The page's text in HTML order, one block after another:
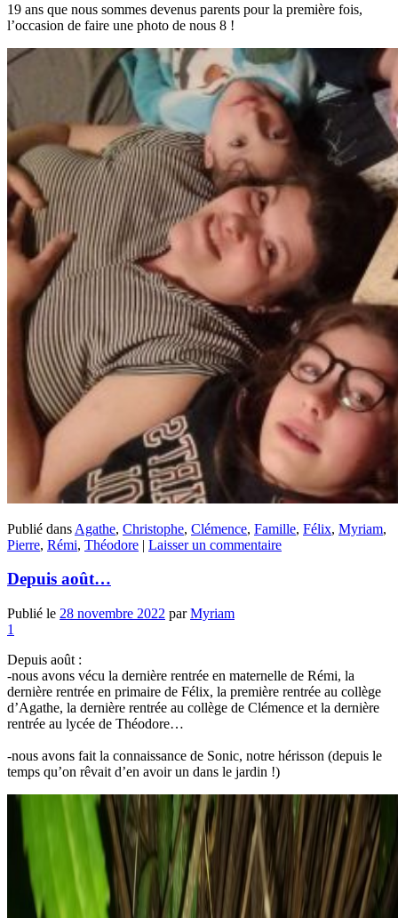
19 ans que nous sommes devenus parents pour la première fois,
l’occasion de faire une photo de nous 8 !
Publié dans Agathe, Christophe, Clémence, Famille, Félix, Myriam,
Pierre, Rémi, Théodore | Laisser un commentaire
Depuis août…
Publié le 28 novembre 2022 parMyriam
1
Depuis août :
-nous avons vécu la dernière rentrée en maternelle de Rémi, la
dernière rentrée en primaire de Félix, la première rentrée au collège
d’Agathe, la dernière rentrée au collège de Clémence et la dernière
rentrée au lycée de Théodore…
-nous avons fait la connaissance de Sonic, notre hérisson (depuis le
temps qu’on rêvait d’en avoir un dans le jardin !)